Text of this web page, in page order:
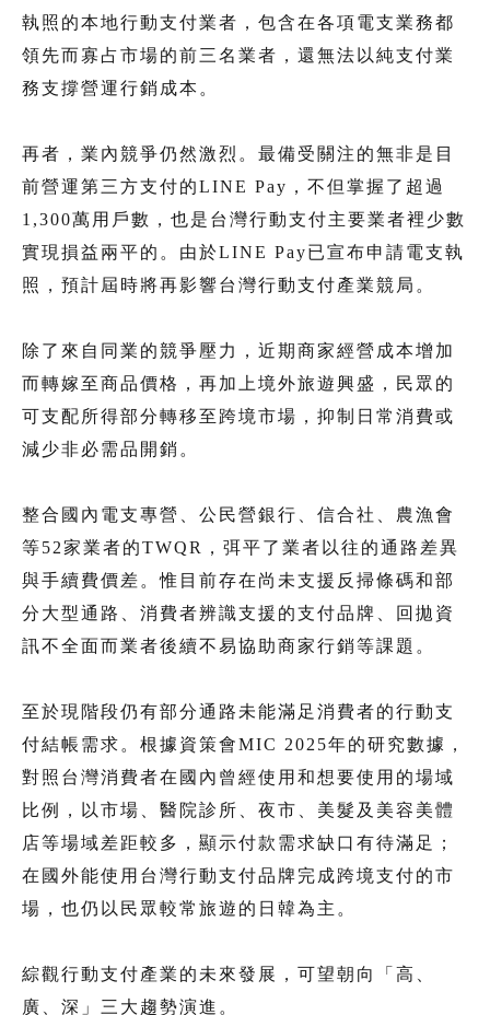
執照的本地行動支付業者，包含在各項電支業務都
領先而寡占市場的前三名業者，還無法以純支付業
務支撐營運行銷成本。
再者，業內競爭仍然激烈。最備受關注的無非是目
前營運第三方支付的LINE Pay，不但掌握了超過
1,300萬用戶數，也是台灣行動支付主要業者裡少數
實現損益兩平的。由於LINE Pay已宣布申請電支執
照，預計屆時將再影響台灣行動支付產業競局。
除了來自同業的競爭壓力，近期商家經營成本增加
而轉嫁至商品價格，再加上境外旅遊興盛，民眾的
可支配所得部分轉移至跨境市場，抑制日常消費或
減少非必需品開銷。
整合國內電支專營、公民營銀行、信合社、農漁會
等52家業者的TWQR，弭平了業者以往的通路差異
與手續費價差。惟目前存在尚未支援反掃條碼和部
分大型通路、消費者辨識支援的支付品牌、回拋資
訊不全面而業者後續不易協助商家行銷等課題。
至於現階段仍有部分通路未能滿足消費者的行動支
付結帳需求。根據資策會MIC 2025年的研究數據，
對照台灣消費者在國內曾經使用和想要使用的場域
比例，以市場、醫院診所、夜市、美髮及美容美體
店等場域差距較多，顯示付款需求缺口有待滿足；
在國外能使用台灣行動支付品牌完成跨境支付的市
場，也仍以民眾較常旅遊的日韓為主。
綜觀行動支付產業的未來發展，可望朝向「高、
廣、深」三大趨勢演進。